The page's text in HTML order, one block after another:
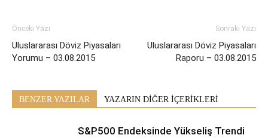
Önceki Yazı
Uluslararası Döviz Piyasaları
Yorumu – 03.08.2015
Sonraki Yazı
Uluslararası Döviz Piyasaları
Raporu – 03.08.2015
BENZER YAZILAR YAZARIN DİĞER İÇERİKLERİ
S&P500 Endeksinde Yükseliş Trendi